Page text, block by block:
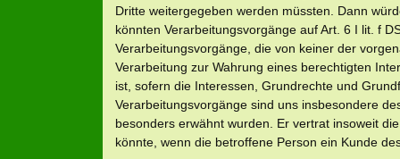
Dritte weitergegeben werden müssten. Dann
könnten Verarbeitungsvorgänge auf Art. 6 I lit. f
Verarbeitungsvorgänge, die von keiner der
Verarbeitung zur Wahrung eines berechtigten
ist, sofern die Interessen, Grundrechte und
Verarbeitungsvorgänge sind uns insbesondere
besonders erwähnt wurden. Er vertrat insoweit
könnte, wenn die betroffene Person ein Kunde